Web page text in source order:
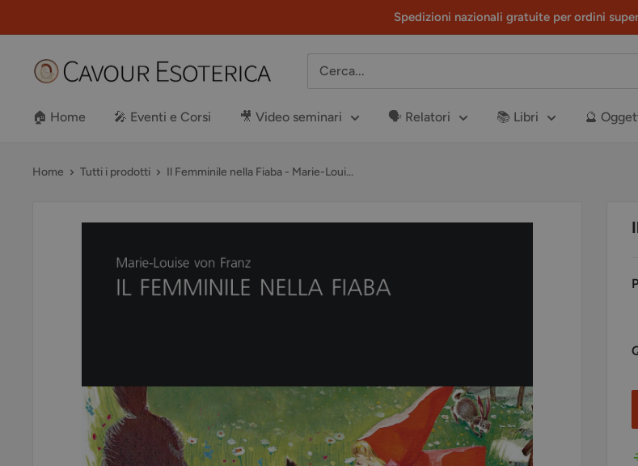
al
contenuto
Spedizioni nazionali gratuite per ordini
Libreria
Esoterica
🏠 Home 🎤 Eventi e Corsi 🎥 Video seminari 🗣️ Relatori 📚 Libri 🔮
Home Tutti i prodotti Il Femminile nella Fiaba - Marie-Loui...